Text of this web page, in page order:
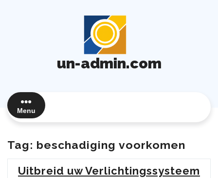
un-admin.com
Menu
Tag: beschadiging voorkomen
Uitbreid uw Verlichtingssysteem